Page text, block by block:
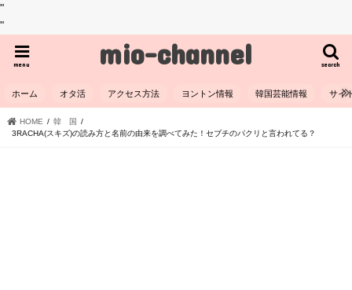
"
"
mio-channel search
menu
ホーム オタ活 アクセス方法 ヨントン情報 韓国芸能情報 サイ
HOME
韓 国
3RACHA(スキズ)の読み方と名前の由来を調べてみた！セブチのパクリと言われてる？